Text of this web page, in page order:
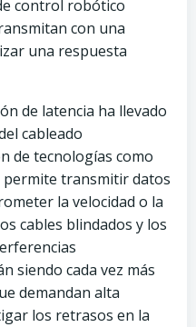
control robótico
con una
una respuesta
de latencia ha llevado
cableado
de tecnologías como
transmitir datos
la velocidad o la
cables blindados y los
siendo cada vez más
demandan alta
los retrasos en la